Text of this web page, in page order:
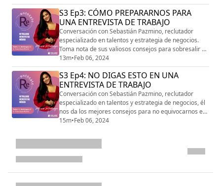
S3 Ep3: CÓMO PREPARARNOS PARA
UNA ENTREVISTA DE TRABAJO
Conversación con Sebastián Pazmino, reclutador
especializado en talentos y estrategia de negocios.
Toma nota de sus valiosos consejos para sobresalir en
una entrevista de trabajo.
13m•Feb 06, 2024
S3 Ep4: NO DIGAS ESTO EN UNA
ENTREVISTA DE TRABAJO
Conversación con Sebastián Pazmino, reclutador
especializado en talentos y estrategia de negocios, él
nos da los mejores consejos para no equivocarnos en
un momento tan importante como una entrevista de
15m•Feb 06, 2024